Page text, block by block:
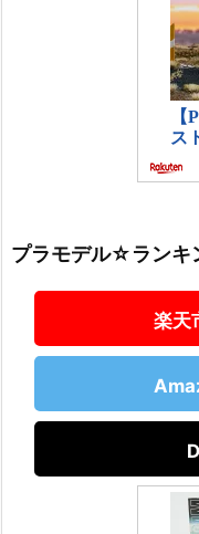
プラモデル☆ランキ
楽天